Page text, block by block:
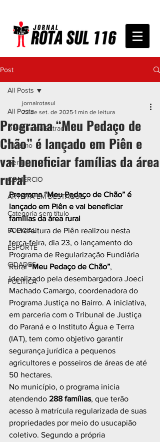
Post
All Posts
De Olho na Estrada
Turismo
Geral
COMÉRCIO
ARTISTA EM DESTAQUE
Categoria sem título
POLICIAL
ESPORTE
CIDADES
POLÍTICA
All Posts
Programa “Meu Pedaço de
Chão” é lançado em Piên e
vai beneficiar famílias da área
rural
jornalrotasul
23 de set. de 2025 1 min de leitura
Programa “Meu Pedaço de Chão” é
lançado em Piên e vai beneficiar
famílias da área rural
A Prefeitura de Piên realizou nesta
terça-feira, dia 23, o lançamento do
Programa de Regularização Fundiária
Rural “Meu Pedaço de Chão”,
idealizado pela desembargadora Joeci
Machado Camargo, coordenadora do
Programa Justiça no Bairro. A iniciativa,
em parceria com o Tribunal de Justiça
do Paraná e o Instituto Água e Terra
(IAT), tem como objetivo garantir
segurança jurídica a pequenos
agricultores e posseiros de áreas de até
50 hectares.
No município, o programa inicia
atendendo 288 famílias, que terão
acesso à matrícula regularizada de suas
propriedades por meio do usucapião
coletivo. Segundo a própria